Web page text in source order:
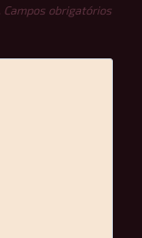
Campos obrigatórios